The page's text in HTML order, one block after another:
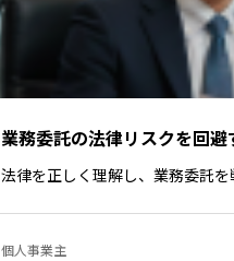
業務委託の法律リスクを回
法律を正しく理解し、業務委託
個人事業主